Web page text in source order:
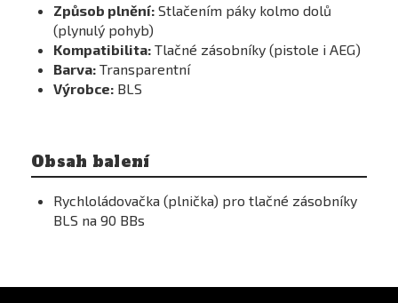
Způsob plnění: Stlačením páky kolmo dolů
(plynulý pohyb)
Kompatibilita: Tlačné zásobníky (pistole i AEG)
Barva: Transparentní
Výrobce: BLS
Obsah balení
Rychloládovačka (plnička) pro tlačné zásobníky
BLS na 90 BBs